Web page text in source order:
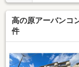
高の原アーバンコ
件